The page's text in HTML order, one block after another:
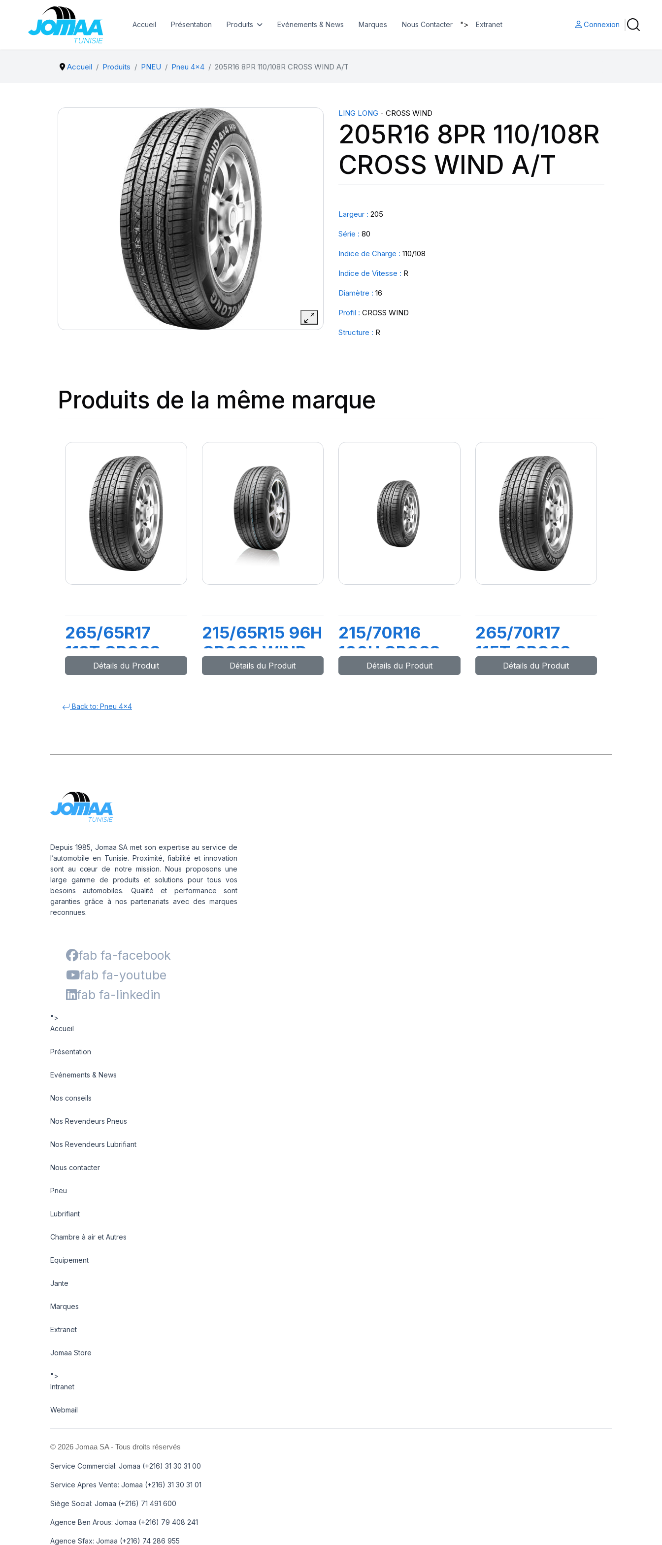
Accueil Présentation Produits Evénements & News Marques Nous Contacter "> Extranet Connexion
Accueil Produits PNEU Pneu 4x4 205R16 8PR 110/108R CROSS WIND A/T
LING LONG - CROSS WIND
205R16 8PR 110/108R
CROSS WIND A/T
Largeur : 205
Série : 80
Indice de Charge : 110/108
Indice de Vitesse : R
Diamètre : 16
Profil : CROSS WIND
Structure : R
Produits de la même marque
265/65R17
112T CROSS
WIND AT100
Détails du Produit
215/65R15 96H
CROSS WIND
HP010Détails du Produit
215/70R16
100H CROSS
WIND 4X4 HP
Détails du Produit
265/70R17
115T CROSS
WIND A/T
Détails du Produit
Back to: Pneu 4x4
Depuis 1985, Jomaa SA met son expertise au service de
l’automobile en Tunisie. Proximité, fiabilité et innovation
sont au cœur de notre mission. Nous proposons une
large gamme de produits et solutions pour tous vos
besoins automobiles. Qualité et performance sont
garanties grâce à nos partenariats avec des marques
reconnues.
fab fa-facebook
fab fa-youtube
fab fa-linkedin
">
Accueil
Présentation
Evénements & News
Nos conseils
Nos Revendeurs Pneus
Nos Revendeurs Lubrifiant
Nous contacter
Pneu
Lubrifiant
Chambre à air et Autres
Equipement
Jante
Marques
Extranet
Jomaa Store
">
Intranet
Webmail
© 2026 Jomaa SA - Tous droits réservés
Service Commercial: Jomaa (+216) 31 30 31 00
Service Apres Vente: Jomaa (+216) 31 30 31 01
Siège Social: Jomaa (+216) 71 491 600
Agence Ben Arous: Jomaa (+216) 79 408 241
Agence Sfax: Jomaa (+216) 74 286 955